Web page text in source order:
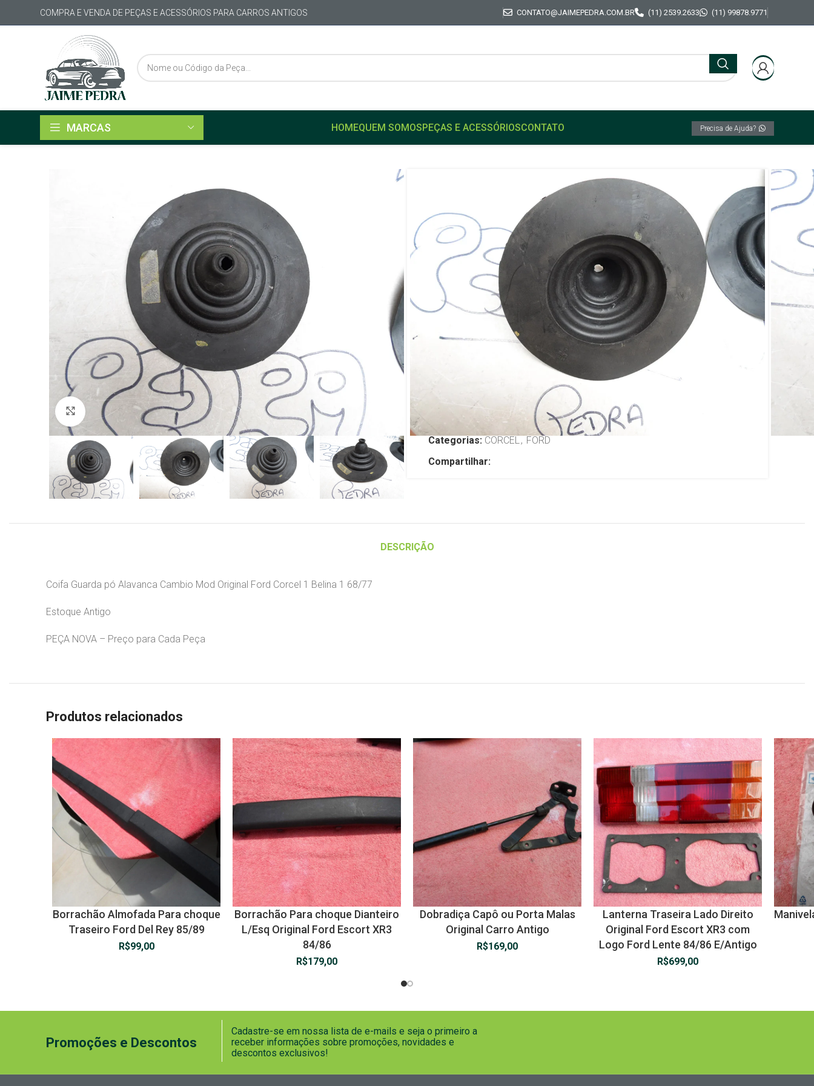
COMPRA E VENDA DE PEÇAS E ACESSÓRIOS PARA CARROS ANTIGOS CONTATO@JAIMEPEDRA.COM.BR (11) 2539.2633 (11) 99878.9771
MARCAS HOMEQUEM SOMOSPEÇAS E ACESSÓRIOSCONTATO Precisa de Ajuda?
Click to enlarge
Coifa Guarda pó Alavanca Cambio Mod Orig Ford Corcel 1 Belina 1 68/77
Coifa Guarda pó Alavanca Cambio
Mod Orig Ford Corcel 1 Belina 1
68/77
R$99,00
JP1398
Categorias: CORCEL, FORD
Compartilhar:
DESCRIÇÃO
Coifa Guarda pó Alavanca Cambio Mod Original Ford Corcel 1 Belina 1 68/77
Estoque Antigo
PEÇA NOVA – Preço para Cada Peça
Produtos relacionados
Borrachão Almofada Para choque
Traseiro Ford Del Rey 85/89
R$99,00
Borrachão Para choque Dianteiro
L/Esq Original Ford Escort XR3
84/86
R$179,00
Dobradiça Capô ou Porta Malas
Original Carro Antigo
R$169,00
Lanterna Traseira Lado Direito
Original Ford Escort XR3 com
Logo Ford Lente 84/86 E/Antigo
R$699,00
Promoções e Descontos
Cadastre-se em nossa lista de e-mails e seja o primeiro a
receber informações sobre promoções, novidades e
descontos exclusivos!